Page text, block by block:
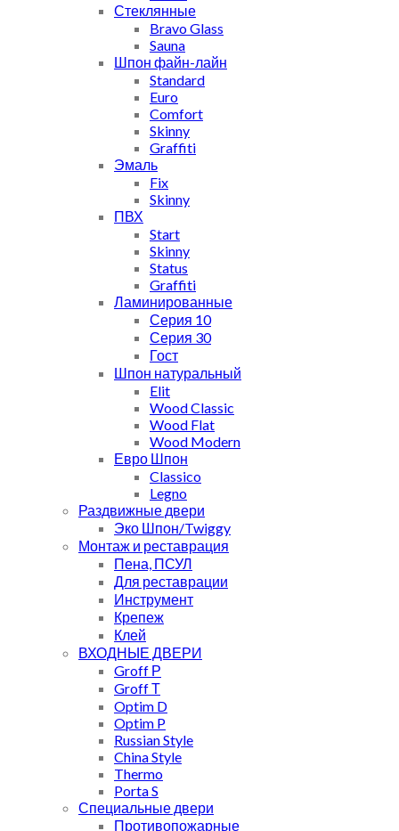
Стеклянные
Bravo Glass
Sauna
Шпон файн-лайн
Standard
Euro
Comfort
Skinny
Graffiti
Эмаль
Fix
Skinny
ПВХ
Start
Skinny
Status
Graffiti
Ламинированные
Серия 10
Серия 30
Гост
Шпон натуральный
Elit
Wood Classic
Wood Flat
Wood Modern
Евро Шпон
Classico
Legno
Раздвижные двери
Эко Шпон/Twiggy
Монтаж и реставрация
Пена, ПСУЛ
Для реставрации
Инструмент
Крепеж
Клей
ВХОДНЫЕ ДВЕРИ
Groff Р
Groff Т
Optim D
Optim P
Russian Style
China Style
Thermo
Porta S
Специальные двери
Противопожарные